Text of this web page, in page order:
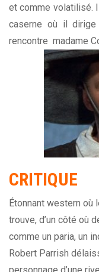
et comme volatilisé.
caserne où il
rencontre madame
CRITIQUE
Étonnant western où
trouve, d’un côté où
comme un paria, un
Robert Parrish